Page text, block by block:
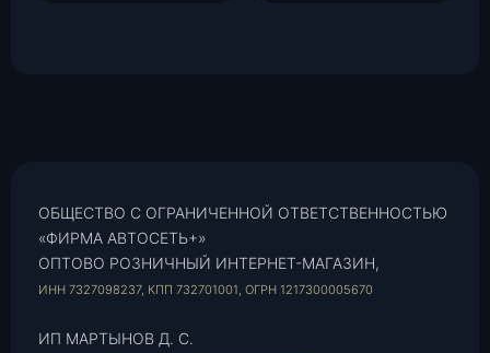
ОБЩЕСТВО С ОГРАНИЧЕННОЙ ОТВЕТСТВЕННОСТЬЮ
«ФИРМА АВТОСЕТЬ+»
ОПТОВО РОЗНИЧНЫЙ ИНТЕРНЕТ-МАГАЗИН,
ИНН 7327098237, КПП 732701001, ОГРН 1217300005670
ИП МАРТЫНОВ Д. С.